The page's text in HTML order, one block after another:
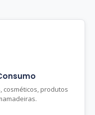
cosméticos, produtos